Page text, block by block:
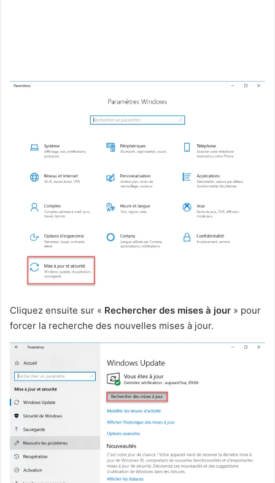
Cliquez ensuite sur « Rechercher des mises à jour » pour
forcer la recherche des nouvelles mises à jour.